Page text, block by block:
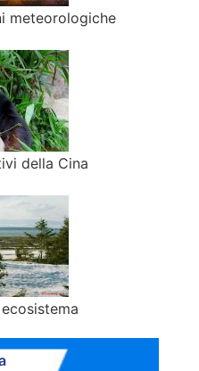
meteorologiche
della Cina